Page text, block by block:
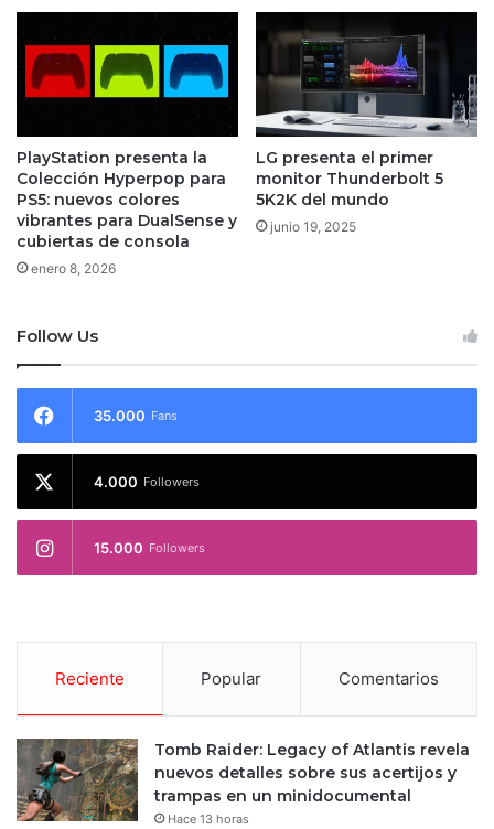
PlayStation presenta la
Colección Hyperpop para
PS5: nuevos colores
vibrantes para DualSense y
cubiertas de consola
enero 8, 2026
LG presenta el primer
monitor Thunderbolt 5
5K2K del mundo
junio 19, 2025
Follow Us
35.000 Fans
4.000 Followers
15.000 Followers
Reciente Popular Comentarios
Tomb Raider: Legacy of Atlantis revela
nuevos detalles sobre sus acertijos y
trampas en un minidocumental
Hace 13 horas